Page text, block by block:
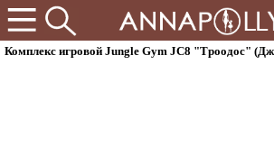
Комплекс игровой Jungle Gym JC8 "Троодос"